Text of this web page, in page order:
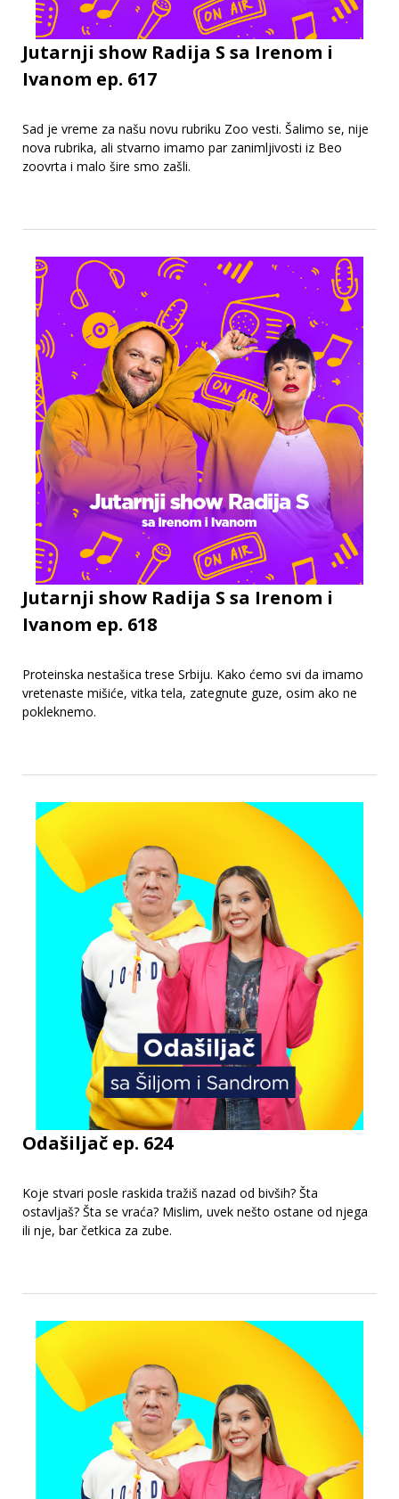
Jutarnji show Radija S sa Irenom i
Ivanom ep. 617
Sad je vreme za našu novu rubriku Zoo vesti. Šalimo se, nije
nova rubrika, ali stvarno imamo par zanimljivosti iz Beo
zoovrta i malo šire smo zašli.
Jutarnji show Radija S sa Irenom i
Ivanom ep. 618
Proteinska nestašica trese Srbiju. Kako ćemo svi da imamo
vretenaste mišiće, vitka tela, zategnute guze, osim ako ne
pokleknemo.
Odašiljač ep. 624
Koje stvari posle raskida tražiš nazad od bivših? Šta
ostavljaš? Šta se vraća? Mislim, uvek nešto ostane od njega
ili nje, bar četkica za zube.